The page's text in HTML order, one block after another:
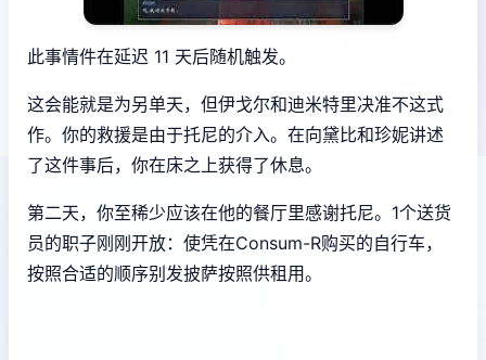
此事情件在延迟 11 天后随机触发。
这会能就是为另单天，但伊戈尔和迪米特里决准不这式
作。你的救援是由于托尼的介入。在向黛比和珍妮讲述
了这件事后，你在床之上获得了休息。
第二天，你至稀少应该在他的餐厅里感谢托尼。1个送货
员的职子刚刚开放：使凭在Consum-R购买的自行车，
按照合适的顺序别发披萨按照供租用。